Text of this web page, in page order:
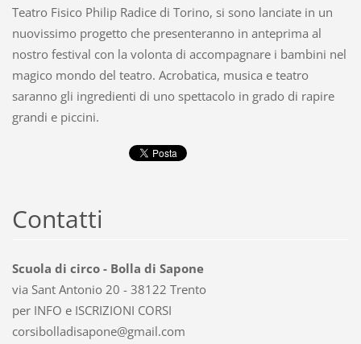
Teatro Fisico Philip Radice di Torino, si sono lanciate in un
nuovissimo progetto che presenteranno in anteprima al
nostro festival con la volonta di accompagnare i bambini nel
magico mondo del teatro. Acrobatica, musica e teatro
saranno gli ingredienti di uno spettacolo in grado di rapire
grandi e piccini.
Contatti
Scuola di circo - Bolla di Sapone
via Sant Antonio 20 - 38122 Trento
per INFO e ISCRIZIONI CORSI
corsibolladisapone@gmail.com